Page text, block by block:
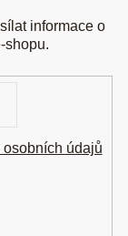
informace o
shopu.
údajů